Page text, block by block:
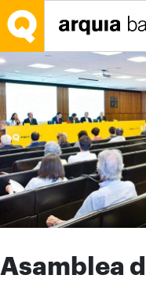
Saltar al contenido
Asamblea